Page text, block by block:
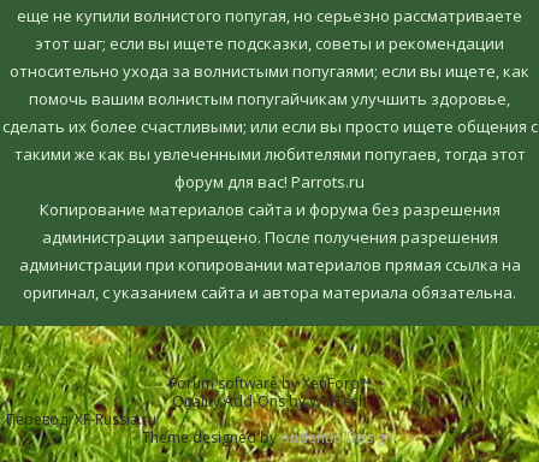
еще не купили волнистого попугая, но серьезно рассматриваете
этот шаг; если вы ищете подсказки, советы и рекомендации
относительно ухода за волнистыми попугаями; если вы ищете, как
помочь вашим волнистым попугайчикам улучшить здоровье,
сделать их более счастливыми; или если вы просто ищете общения с
такими же как вы увлеченными любителями попугаев, тогда этот
форум для вас! Parrots.ru
Копирование материалов сайта и форума без разрешения
администрации запрещено. После получения разрешения
администрации при копировании материалов прямая ссылка на
оригинал, c указанием сайта и автора материала обязательна.
Forum software by XenForo™
Quality Add-Ons by WMTech
Перевод:XF-Russia.ru
Theme designed byAudentio Design.